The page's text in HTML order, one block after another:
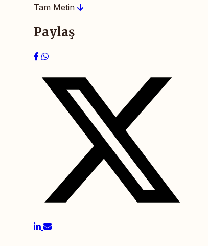
Tam Metin
Paylaş